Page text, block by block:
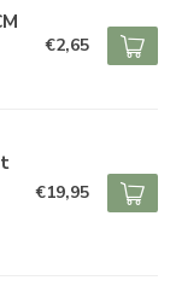
€2,65
€19,95